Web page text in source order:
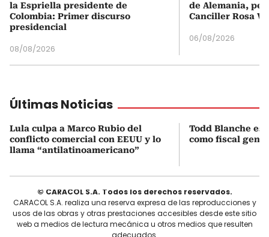
la Espriella presidente de
Colombia: Primer discurso
presidencial
08/08/2026
de Alemania,
Canciller Rosa
06/08/2026
Últimas Noticias
Lula culpa a Marco Rubio del
conflicto comercial con EEUU y lo
llama “antilatinoamericano”
Todd Blanche es
como fiscal
© CARACOL S.A. Todos los derechos reservados.
CARACOL S.A. realiza una reserva expresa de las reproducciones y
usos de las obras y otras prestaciones accesibles desde este sitio
web a medios de lectura mecánica u otros medios que resulten
adecuados.